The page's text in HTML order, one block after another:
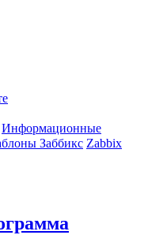
Информационные
Заббикс Zabbix